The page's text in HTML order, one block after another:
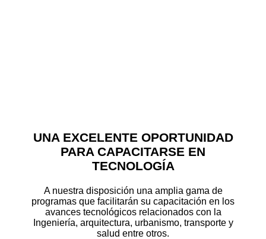
UNA EXCELENTE OPORTUNIDAD
PARA CAPACITARSE EN
TECNOLOGÍA
A nuestra disposición una amplia gama de
programas que facilitarán su capacitación en los
avances tecnológicos relacionados con la
Ingeniería, arquitectura, urbanismo, transporte y
salud entre otros.